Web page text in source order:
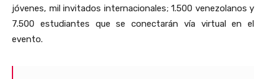
jóvenes, mil invitados internacionales; 1.500 venezolanos y
7.500 estudiantes que se conectarán vía virtual en el
evento.